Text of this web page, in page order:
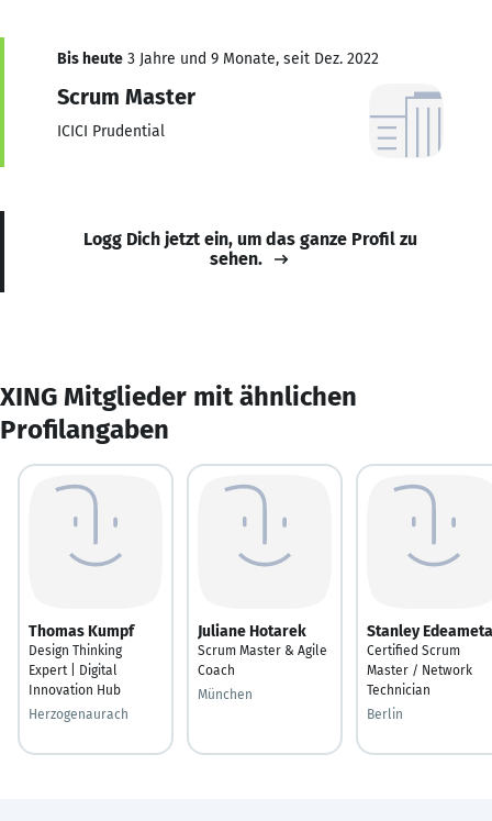
Bis heute 3 Jahre und 9 Monate, seit Dez. 2022
Scrum Master
ICICI Prudential
Logg Dich jetzt ein, um das ganze Profil zu
sehen.
XING Mitglieder mit ähnlichen
Profilangaben
Thomas Kumpf
Design Thinking
Expert | Digital
Innovation Hub
Herzogenaurach
Juliane Hotarek
Scrum Master & Agile
Coach
München
Stanley Edeameta
Certified Scrum
Master / Network
Technician
Berlin